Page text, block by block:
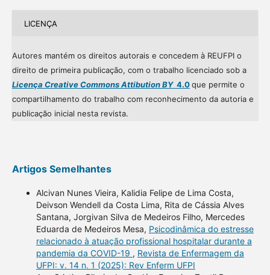
LICENÇA
Autores mantém os direitos autorais e concedem à REUFPI o
direito de primeira publicação, com o trabalho licenciado sob a
Licença Creative Commons Attibution BY4.0que permite o
compartilhamento do trabalho com reconhecimento da autoria e
publicação inicial nesta revista.
Artigos Semelhantes
Alcivan Nunes Vieira, Kalidia Felipe de Lima Costa,
Deivson Wendell da Costa Lima, Rita de Cássia Alves
Santana, Jorgivan Silva de Medeiros Filho, Mercedes
Eduarda de Medeiros Mesa, Psicodinâmica do estresse
relacionado à atuação profissional hospitalar durante a
pandemia da COVID-19 , Revista de Enfermagem da
UFPI: v. 14 n. 1 (2025): Rev Enferm UFPI